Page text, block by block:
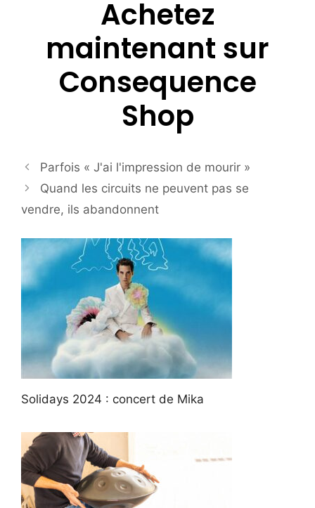
Achetez
maintenant sur
Consequence
Shop
Parfois « J'ai l'impression de mourir »
Quand les circuits ne peuvent pas se
vendre, ils abandonnent
Solidays 2024 : concert de Mika